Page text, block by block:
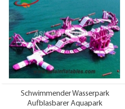
Schwimmender Wasserpark
Aufblasbarer Aquapark